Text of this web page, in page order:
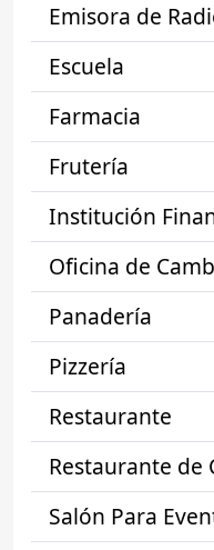
Emisora de
Escuela
Farmacia
Frutería
Institución
Oficina de
Panadería
Pizzería
Restaurante
Restaurante de
Salón Para